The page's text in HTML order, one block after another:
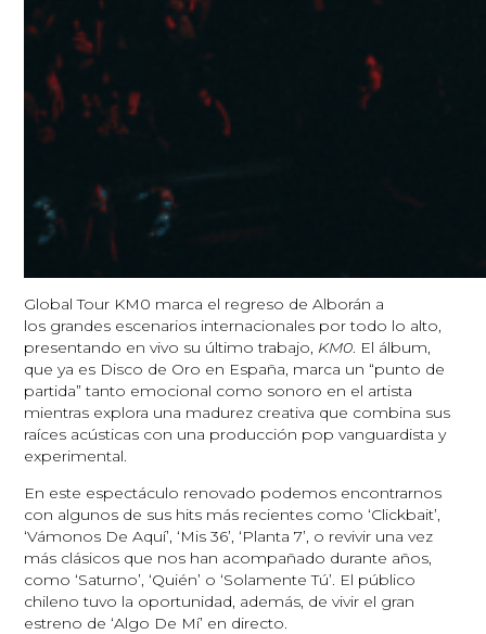
Global Tour KM0 marca el regreso de Alborán a
los grandes escenarios internacionales por todo lo alto,
presentando en vivo su último trabajo, KM0 . El álbum,
que ya es Disco de Oro en España, marca un “punto de
partida” tanto emocional como sonoro en el artista
mientras explora una madurez creativa que combina sus
raíces acústicas con una producción pop vanguardista y
experimental.
En este espectáculo renovado podemos encontrarnos
con algunos de sus hits más recientes como ‘Clickbait’,
‘Vámonos De Aquí’, ‘Mis 36’, ‘Planta 7’, o revivir una vez
más clásicos que nos han acompañado durante años,
como ‘Saturno’, ‘Quién’ o ‘Solamente Tú’. El público
chileno tuvo la oportunidad, además, de vivir el gran
estreno de ‘Algo De Mí’ en directo.